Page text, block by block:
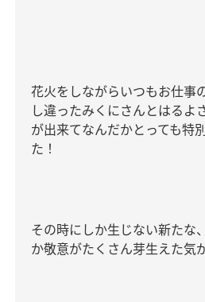
花火をしながらいつもお仕事
し違ったみくにさんとはるよ
が出来てなんだかとっても特
た！
その時にしか生じない新たな
か敬意がたくさん芽生えた気